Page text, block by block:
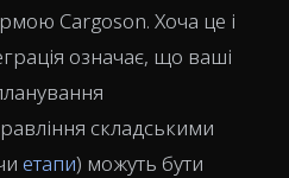
Cargoson. Хоча це і
означає, що ваші
складськими
етапи) можуть бути